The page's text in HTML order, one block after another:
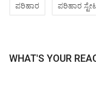
ಪರಿಹಾರ ಪರಿಹಾರ
WHAT'S YOUR